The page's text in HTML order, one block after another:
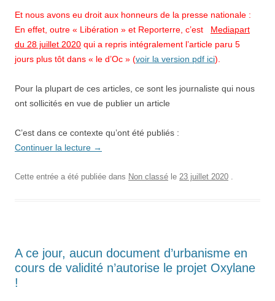
Et nous avons eu droit aux honneurs de la presse nationale :
En effet, outre « Libération » et Reporterre, c’est Mediapart
du 28 juillet 2020 qui a repris intégralement l’article paru 5
jours plus tôt dans « le d’Oc » (voir la version pdf ici).
Pour la plupart de ces articles, ce sont les journaliste qui nous
ont sollicités en vue de publier un article
C’est dans ce contexte qu’ont été publiés :
Continuer la lecture →
Cette entrée a été publiée dans Non classé le 23 juillet 2020 .
A ce jour, aucun document d’urbanisme en
cours de validité n’autorise le projet Oxylane
!